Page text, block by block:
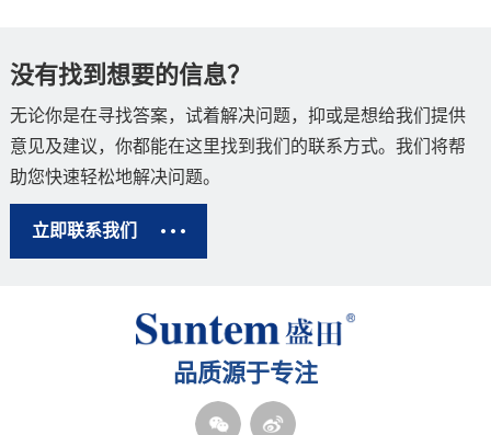
没有找到想要的信息？
无论你是在寻找答案，试着解决问题，抑或是想给我们提供
意见及建议，你都能在这里找到 我们的联系方式。我们将帮
助您快速轻松地解决问题。
立即联系我们
品质源于专注